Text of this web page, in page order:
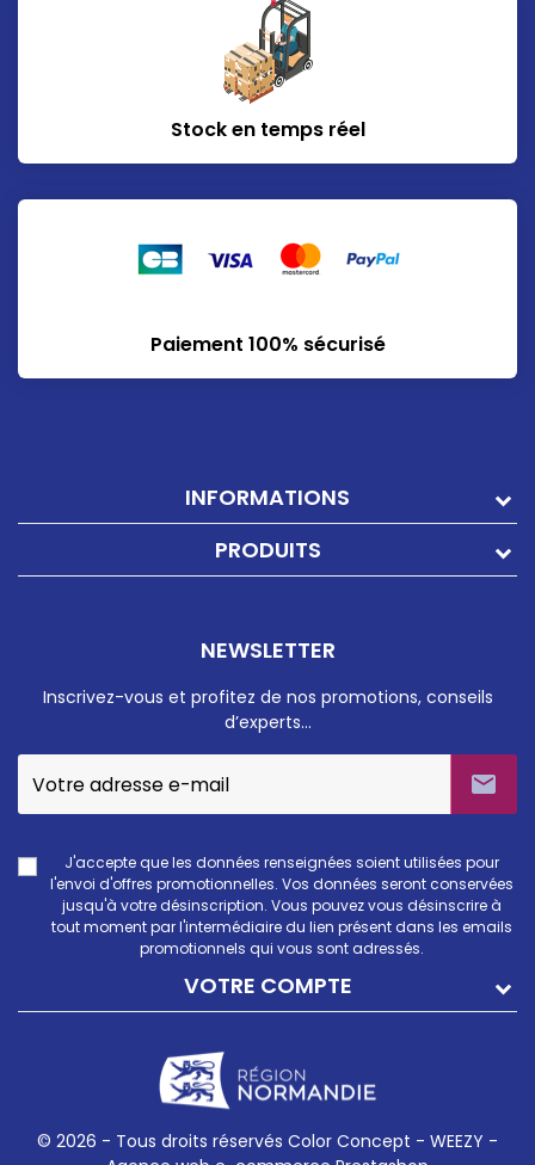
Stock en temps réel
Paiement 100% sécurisé
INFORMATIONS
PRODUITS
NEWSLETTER
Inscrivez-vous et profitez de nos promotions, conseils
d’experts…

J'accepte que les données renseignées soient utilisées pour
l'envoi d'offres promotionnelles. Vos données seront conservées
jusqu'à votre désinscription. Vous pouvez vous désinscrire à
tout moment par l'intermédiaire du lien présent dans les emails
promotionnels qui vous sont adressés.
VOTRE COMPTE
© 2026 - Tous droits réservés Color Concept - WEEZY -